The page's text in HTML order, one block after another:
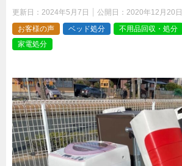
更新日： 2024年5月7日 公開日： 2020年12月20日
お客様の声
ベッド処分 不用品回収・処分
家電処分